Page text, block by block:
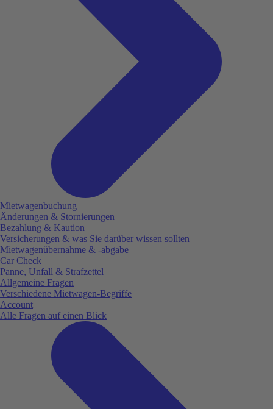
Mietwagenbuchung
Änderungen & Stornierungen
Bezahlung & Kaution
Versicherungen & was Sie darüber wissen sollten
Mietwagenübernahme & -abgabe
Car Check
Panne, Unfall & Strafzettel
Allgemeine Fragen
Verschiedene Mietwagen-Begriffe
Account
Alle Fragen auf einen Blick